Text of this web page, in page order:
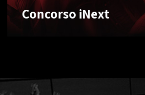
Concorso iNext